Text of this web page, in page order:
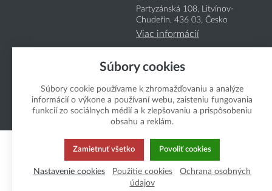
Partyzánská 108, Litvínov-
Chudeřín, 436 03, Česko
Viac informácií
Copyright Boukal.SK 2026
Súbory cookies
Súbory cookie používame k zhromažďovaniu a analýze
informácií o výkone a používaní webu, zaisteniu fungovania
funkcií zo sociálnych médií a k zlepšovaniu a prispôsobeniu
obsahu a reklám.
Zamietnuť všetko Povoliť cookies
Nastavenie cookies Použitie cookies
Ochrana osobných
údajov